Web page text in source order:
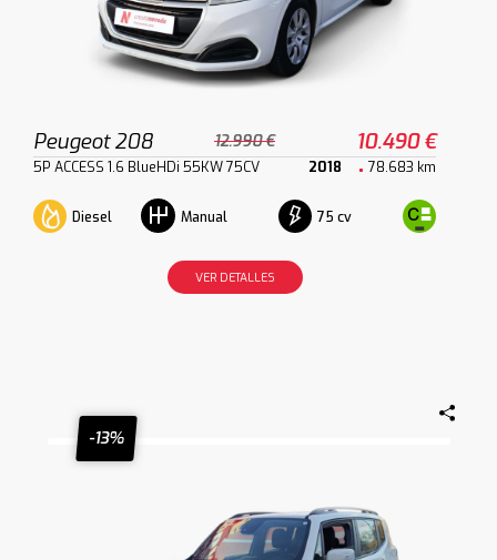
Peugeot 208 12.990 € 10.490 €
5P ACCESS 1.6 BlueHDi 55KW 75CV 2018 78.683 km
Diesel Manual 75 cv
VER DETALLES
-13%